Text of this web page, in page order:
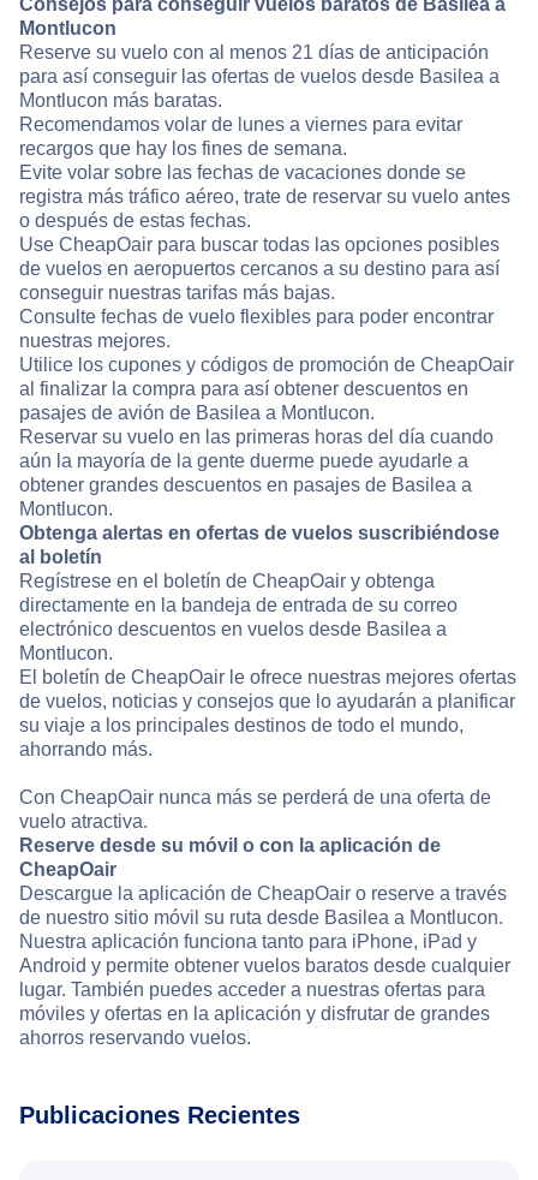
Consejos para conseguir vuelos baratos de Basilea a
Montlucon
Reserve su vuelo con al menos 21 días de anticipación
para así conseguir las ofertas de vuelos desde Basilea a
Montlucon más baratas.
Recomendamos volar de lunes a viernes para evitar
recargos que hay los fines de semana.
Evite volar sobre las fechas de vacaciones donde se
registra más tráfico aéreo, trate de reservar su vuelo antes
o después de estas fechas.
Use CheapOair para buscar todas las opciones posibles
de vuelos en aeropuertos cercanos a su destino para así
conseguir nuestras tarifas más bajas.
Consulte fechas de vuelo flexibles para poder encontrar
nuestras mejores.
Utilice los cupones y códigos de promoción de CheapOair
al finalizar la compra para así obtener descuentos en
pasajes de avión de Basilea a Montlucon.
Reservar su vuelo en las primeras horas del día cuando
aún la mayoría de la gente duerme puede ayudarle a
obtener grandes descuentos en pasajes de Basilea a
Montlucon.
Obtenga alertas en ofertas de vuelos suscribiéndose
al boletín
Regístrese en el boletín de CheapOair y obtenga
directamente en la bandeja de entrada de su correo
electrónico descuentos en vuelos desde Basilea a
Montlucon.
El boletín de CheapOair le ofrece nuestras mejores ofertas
de vuelos, noticias y consejos que lo ayudarán a planificar
su viaje a los principales destinos de todo el mundo,
ahorrando más.
Con CheapOair nunca más se perderá de una oferta de
vuelo atractiva.
Reserve desde su móvil o con la aplicación de
CheapOair
Descargue la aplicación de CheapOair o reserve a través
de nuestro sitio móvil su ruta desde Basilea a Montlucon.
Nuestra aplicación funciona tanto para iPhone, iPad y
Android y permite obtener vuelos baratos desde cualquier
lugar. También puedes acceder a nuestras ofertas para
móviles y ofertas en la aplicación y disfrutar de grandes
ahorros reservando vuelos.
Publicaciones Recientes